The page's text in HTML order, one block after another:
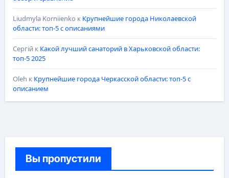
Liudmyla Korniienko к Крупнейшие города Николаевской
области: топ-5 с описаниями
Сергійк Какой лучший санаторий в Харьковской области:
топ-5 2025
Oleh к Крупнейшие города Черкасской области: топ-5 с
описанием
Вы пропустили